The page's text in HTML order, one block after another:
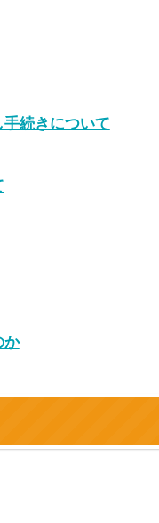
続きについて
か